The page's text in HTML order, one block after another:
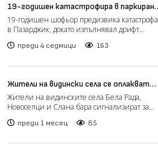
19-годишен катастрофира в паркиран
автомобил след дрифт в Пазарджик
(видео)
19-годишен шофьор предизвика катастрофа
в Пазарджик, докато изпълнявал дрифт
преди 4 седмици 163
Жители на видински села се оплакват
от постоянни спирания на тока и
изгорели електроуреди (видео)
Жители на видинските села Бела Рада,
Новоселци и Слана бара сигнализират за
преди 1 месец 85